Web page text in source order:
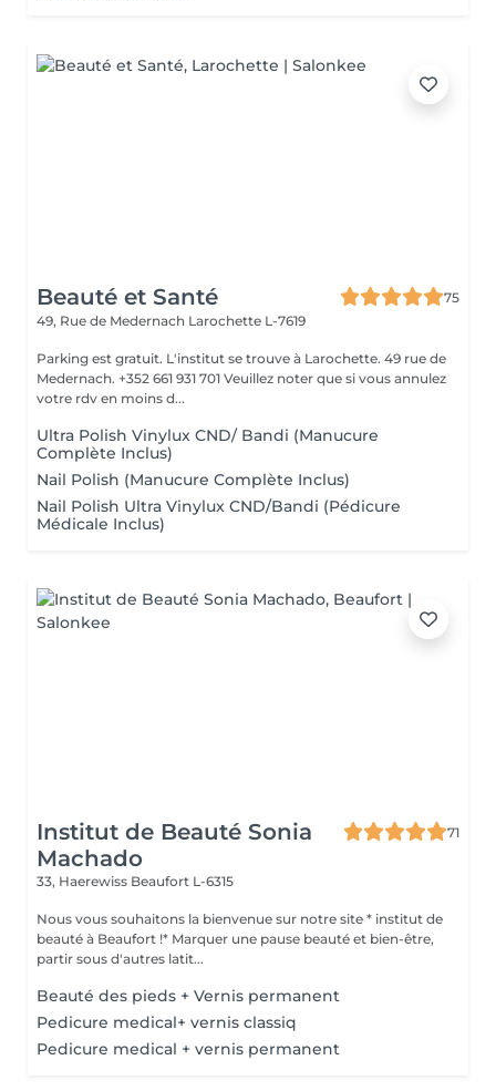
Beauté et Santé
75
49, Rue de Medernach Larochette L-7619
Parking est gratuit. L'institut se trouve à Larochette. 49 rue de
Medernach. +352 661 931 701 Veuillez noter que si vous annulez
votre rdv en moins d...
Ultra Polish Vinylux CND/ Bandi (Manucure
Complète Inclus)
Nail Polish (Manucure Complète Inclus)
Nail Polish Ultra Vinylux CND/Bandi (Pédicure
Médicale Inclus)
Institut de Beauté Sonia
Machado
71
33, Haerewiss Beaufort L-6315
Nous vous souhaitons la bienvenue sur notre site * institut de
beauté à Beaufort !* Marquer une pause beauté et bien-être,
partir sous d'autres latit...
Beauté des pieds + Vernis permanent
Pedicure medical+ vernis classiq
Pedicure medical + vernis permanent